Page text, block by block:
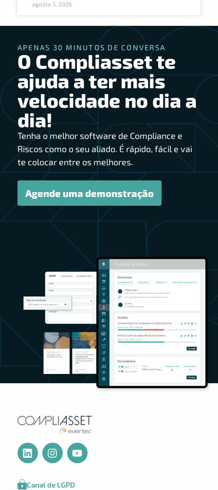
agosto 5, 2026
APENAS 30 MINUTOS DE CONVERSA
O Compliasset te
ajuda a ter mais
velocidade no dia a
dia!
Tenha o melhor software de Compliance e
Riscos como o seu aliado. É rápido, fácil e vai
te colocar entre os melhores.
Agende uma demonstração
Canal de LGPD